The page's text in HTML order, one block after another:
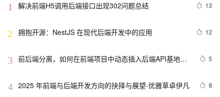
1 解决前端H5调用后端接口出现302问题总结 13
2 拥抱开源：NestJS 在现代后端开发中的应用 12
3 前后端分离，如何在前端项目中动态插入后端API基地
5
4 2025 年前端与后端开发方向的抉择与展望-优雅草卓伊凡 8